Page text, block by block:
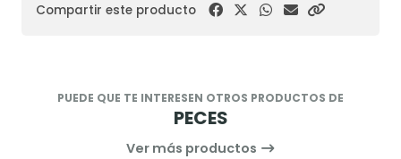
Compartir este producto
PUEDE QUE TE INTERESEN OTROS PRODUCTOS DE
PECES
Ver más productos